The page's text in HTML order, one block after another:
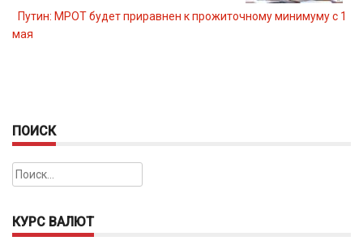
Путин: МРОТ будет приравнен к прожиточному минимуму с 1
мая
ПОИСК
Найти:
КУРС ВАЛЮТ